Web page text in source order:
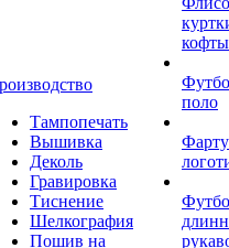
Тампопечать
Вышивка
Деколь
Гравировка
Тиснение
Шелкография
Пошив на
кофты
поло